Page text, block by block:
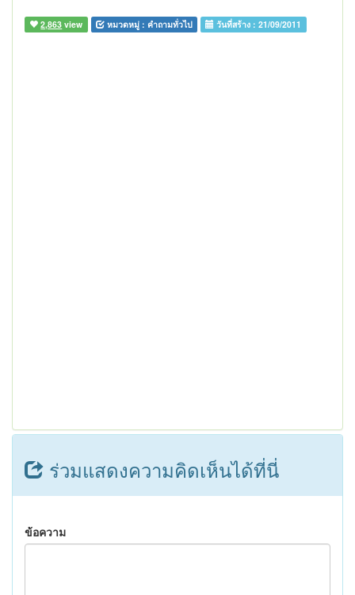
2,863 view หมวดหมู่ : คำถามทั่วไป วันที่สร้าง :21/09/2011
ร่วมแสดงความคิดเห็นได้ที่นี่
ข้อความ